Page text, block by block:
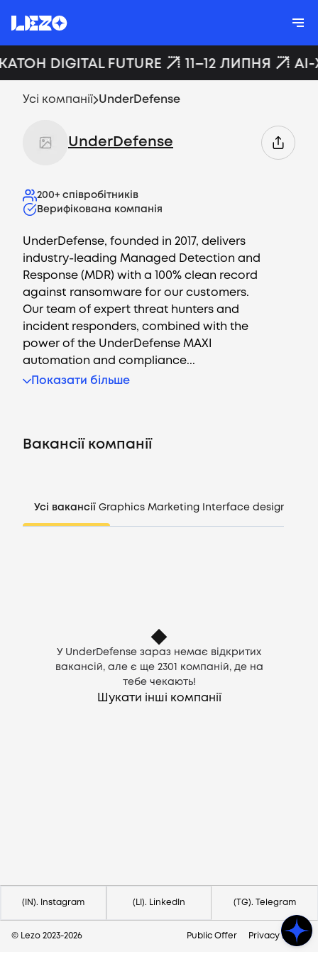
UA
DIGITAL FUTURE 11–12 ЛИПНЯ AI-
Усі компанії UnderDefense
UnderDefense
200+ співробітників
Верифікована компанія
UnderDefense, founded in 2017, delivers
industry-leading Managed Detection and
Response (MDR) with a 100% clean record
against ransomware for our customers.
Our team of expert threat hunters and
incident responders, combined with the
power of the UnderDefense MAXI
automation and compliance...
Показати більше
Вакансії компанії
Усі вакансії Graphics Marketing Interface design
У UnderDefense зараз немає відкритих
вакансій, але є ще 2301
компаній, де на
тебе чекають!
Шукати інші компанії
(IN). Instagram (LI). LinkedIn (TG). Telegram
© Lezo 2023-2026 Public Offer Privacy Policy